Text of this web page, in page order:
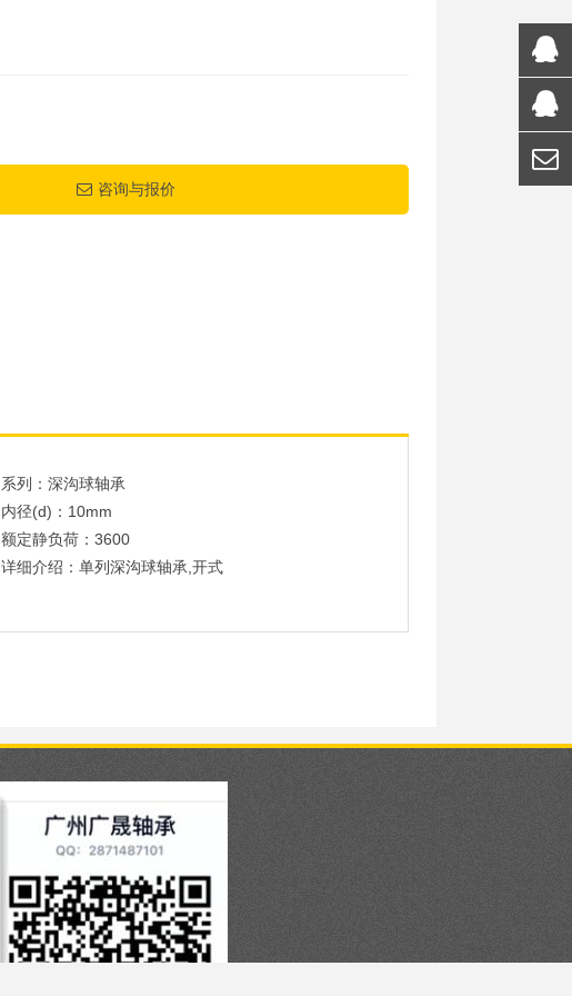
咨询与报价
系列：深沟球轴承
内径(d)：10mm
额定静负荷：3600
详细介绍：单列深沟球轴承,开式